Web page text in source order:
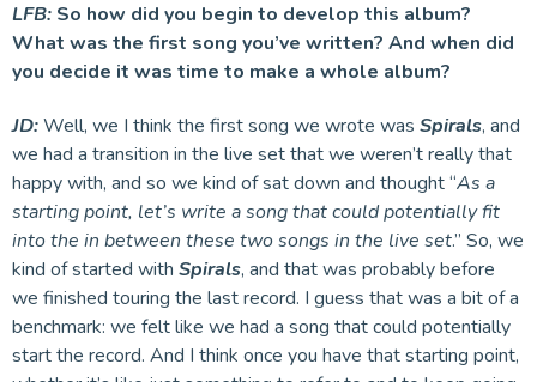
LFB: So how did you begin to develop this album?
What was the first song you’ve written? And when did
you decide it was time to make a whole album?
JD:Well, we I think the first song we wrote was Spirals, and
we had a transition in the live set that we weren’t really that
happy with, and so we kind of sat down and thought “As a
starting point, let’s write a song that could potentially fit
into the in between these two songs in the live set.” So, we
kind of started with Spirals, and that was probably before
we finished touring the last record. I guess that was a bit of a
benchmark: we felt like we had a song that could potentially
start the record. And I think once you have that starting point,